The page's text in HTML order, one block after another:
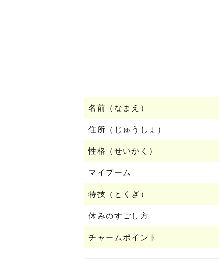
名前（なまえ）
住所（じゅうしょ）
性格（せいかく）
マイブーム
特技（とくぎ）
休みのすごし方
チャームポイント